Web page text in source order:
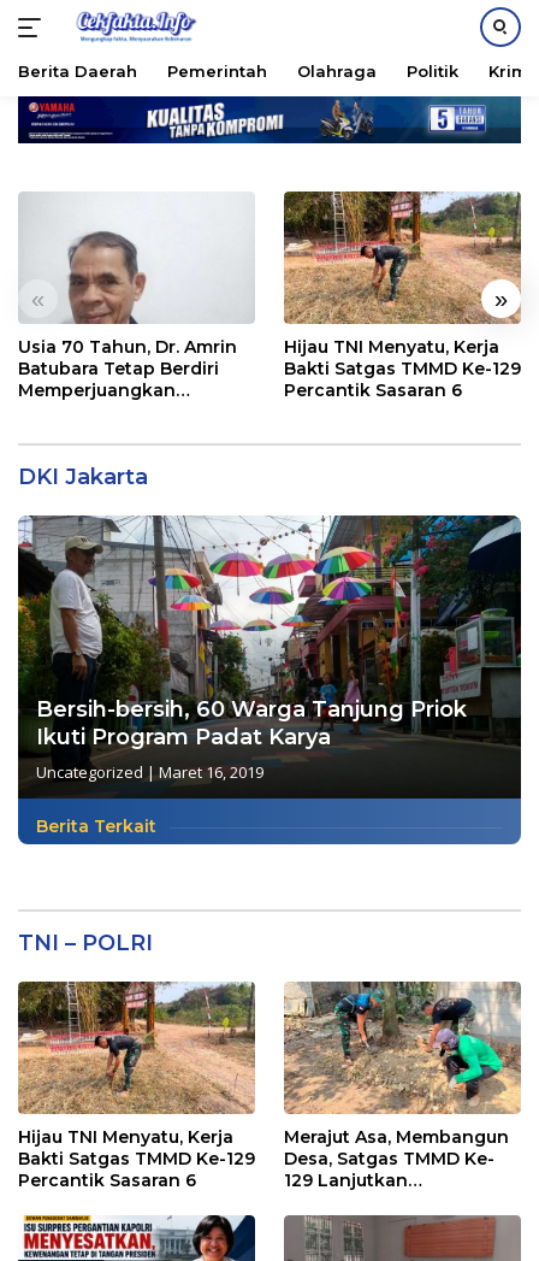
Langsung
Berita Daerah Pemerintah Olahraga Politik
« »
Usia 70 Tahun, Dr. Amrin
Batubara Tetap Berdiri
Memperjuangkan
Hijau TNI Menyatu, Kerja
Bakti Satgas TMMD Ke-129
Percantik Sasaran 6
DKI Jakarta
Bersih-bersih, 60 Warga Tanjung Priok
Ikuti Program Padat Karya
Uncategorized | Maret 16, 2019
Berita Terkait
TNI – POLRI
Hijau TNI Menyatu, Kerja
Bakti Satgas TMMD Ke-129
Percantik Sasaran 6
Merajut Asa, Membangun
Desa, Satgas TMMD Ke-
129 Lanjutkan